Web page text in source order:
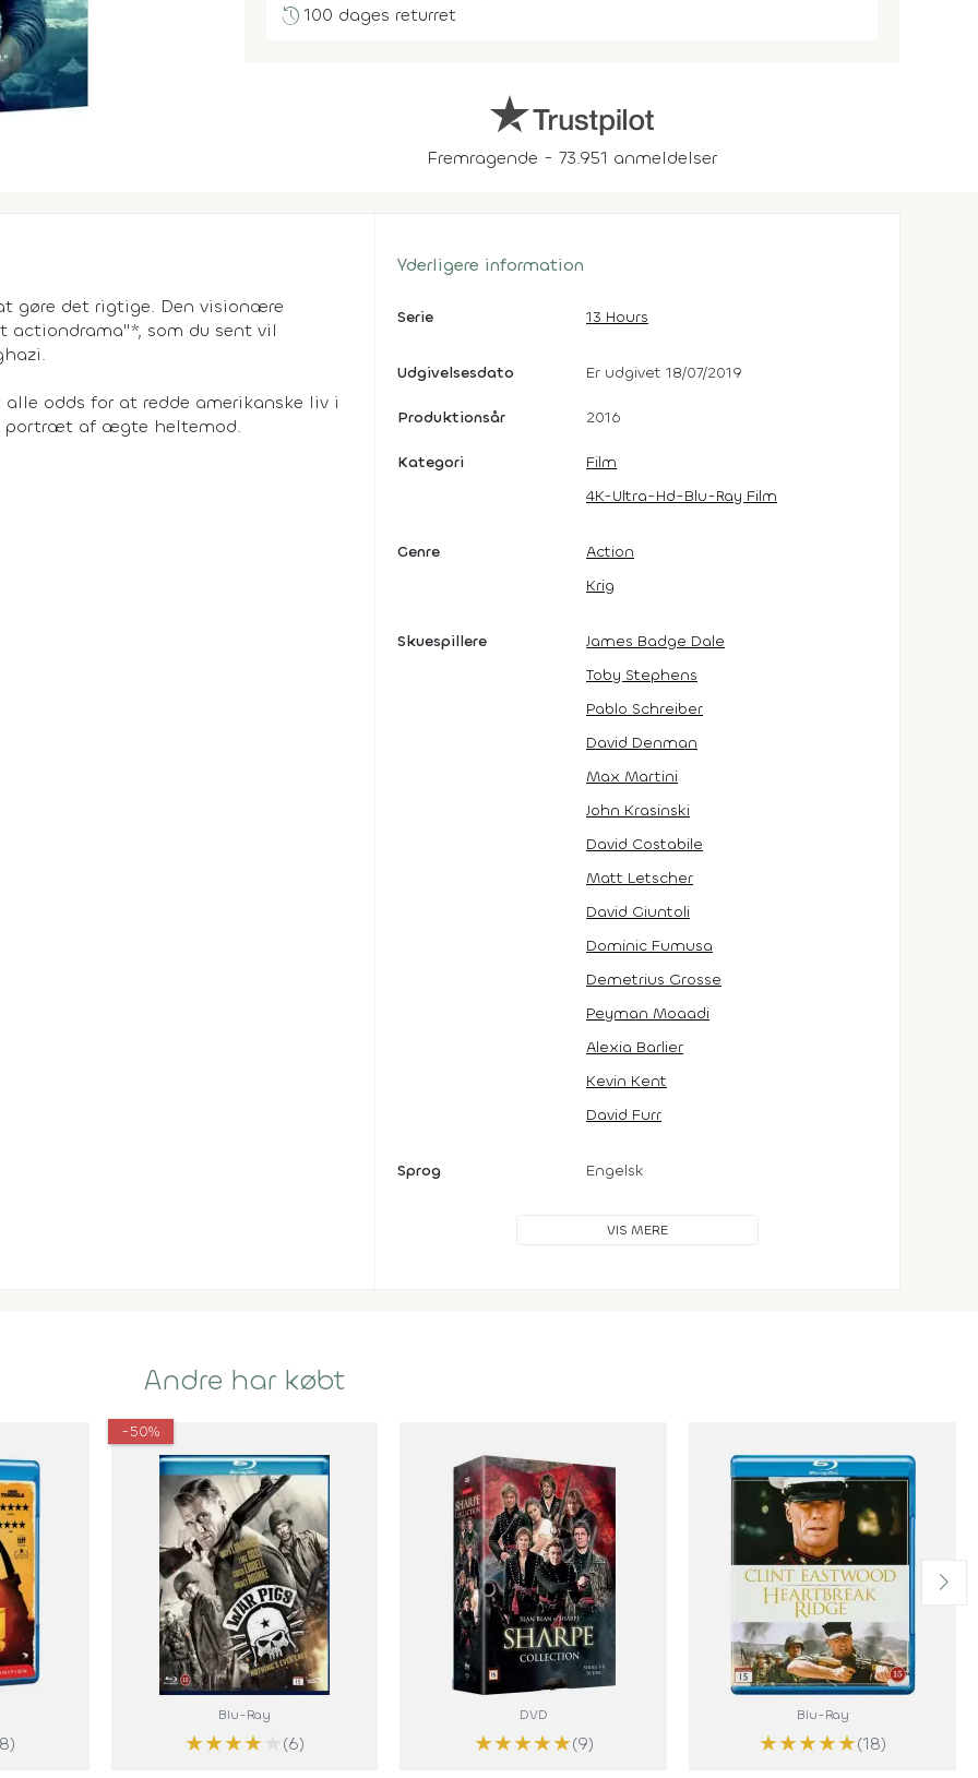
history100 dages returret
Fremragende - 73.951 anmeldelser
gøre det rigtige. Den visionære
som du sent vil
odds for at redde amerikanske liv i
portræt af ægte heltemod.
Yderligere information
Serie 13 Hours
Udgivelsesdato Er udgivet 18/07/2019
Produktionsår 2016
Kategori
Film
4K-Ultra-Hd-Blu-Ray Film
Genre
Action
Krig
Skuespillere
James Badge Dale
Toby Stephens
Pablo Schreiber
David Denman
Max Martini
John Krasinski
David Costabile
Matt Letscher
David Giuntoli
Dominic Fumusa
Demetrius Grosse
Peyman Moaadi
Alexia Barlier
Kevin Kent
David Furr
Sprog Engelsk
VIS MERE
Andre har købt
-50%
Blu-Ray
★★★★ (6)
DVD
★★★★★(9)
Blu-Ray
★★★★★(18)